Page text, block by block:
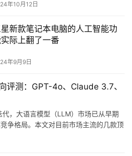
年10月12日
新款笔记本电脑的人工智能功
际上翻了一番
年9月9日
评测：GPT-4o、Claude 3.7、
，大语言模型（LLM）市场已从早期
争格局。本文对目前市场主流的几款顶